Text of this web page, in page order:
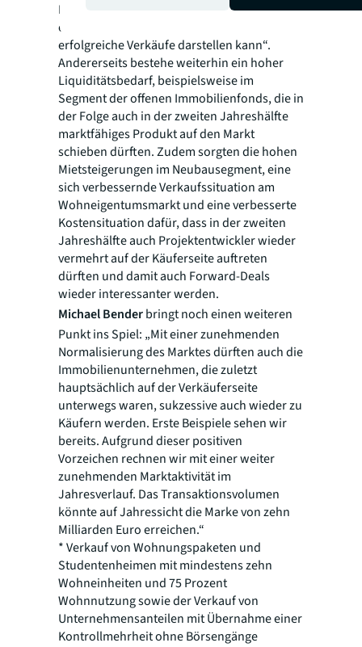
Marktwert verringert, „wenngleich es an
einigen Stellen immer noch ein Hemmnis für
erfolgreiche Verkäufe darstellen kann“.
Andererseits bestehe weiterhin ein hoher
Liquiditätsbedarf, beispielsweise im
Segment der offenen Immobilienfonds, die in
der Folge auch in der zweiten Jahreshälfte
marktfähiges Produkt auf den Markt
schieben dürften. Zudem sorgten die hohen
Mietsteigerungen im Neubausegment, eine
sich verbessernde Verkaufssituation am
Wohneigentumsmarkt und eine verbesserte
Kostensituation dafür, dass in der zweiten
Jahreshälfte auch Projektentwickler wieder
vermehrt auf der Käuferseite auftreten
dürften und damit auch Forward-Deals
wieder interessanter werden.
Michael Benderbringt noch einen weiteren
Punkt ins Spiel: „Mit einer zunehmenden
Normalisierung des Marktes dürften auch die
Immobilienunternehmen, die zuletzt
hauptsächlich auf der Verkäuferseite
unterwegs waren, sukzessive auch wieder zu
Käufern werden. Erste Beispiele sehen wir
bereits. Aufgrund dieser positiven
Vorzeichen rechnen wir mit einer weiter
zunehmenden Marktaktivität im
Jahresverlauf. Das Transaktionsvolumen
könnte auf Jahressicht die Marke von zehn
Milliarden Euro erreichen.“
*Verkauf von Wohnungspaketen und
Studentenheimen mit mindestens zehn
Wohneinheiten und 75 Prozent
Wohnnutzung sowie der Verkauf von
Unternehmensanteilen mit Übernahme einer
Kontrollmehrheit ohne Börsengänge